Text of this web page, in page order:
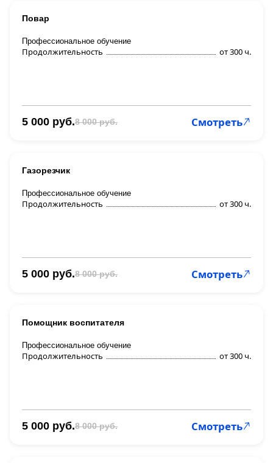
Повар
Профессиональное обучение
Продолжительность от 300 ч.
5 000 руб.8 000 руб. Смотреть
Газорезчик
Профессиональное обучение
Продолжительность от 300 ч.
5 000 руб.8 000 руб. Смотреть
Помощник воспитателя
Профессиональное обучение
Продолжительность от 300 ч.
5 000 руб.8 000 руб. Смотреть